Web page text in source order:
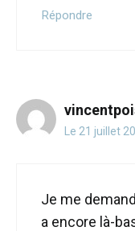
Répondre
Le 21 juillet
Je me
a encore là-